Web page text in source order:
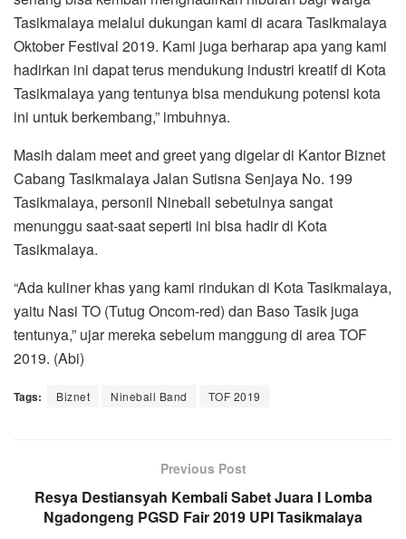
Tasikmalaya melalui dukungan kami di acara Tasikmalaya
Oktober Festival 2019. Kami juga berharap apa yang kami
hadirkan ini dapat terus mendukung industri kreatif di Kota
Tasikmalaya yang tentunya bisa mendukung potensi kota
ini untuk berkembang,” imbuhnya.
Masih dalam meet and greet yang digelar di Kantor Biznet
Cabang Tasikmalaya Jalan Sutisna Senjaya No. 199
Tasikmalaya, personil Nineball sebetulnya sangat
menunggu saat-saat seperti ini bisa hadir di Kota
Tasikmalaya.
“Ada kuliner khas yang kami rindukan di Kota Tasikmalaya,
yaitu Nasi TO (Tutug Oncom-red) dan Baso Tasik juga
tentunya,” ujar mereka sebelum manggung di area TOF
2019. (Abi)
Tags: Biznet Nineball Band TOF 2019
Previous Post
Resya Destiansyah Kembali Sabet Juara I Lomba
Ngadongeng PGSD Fair 2019 UPI Tasikmalaya